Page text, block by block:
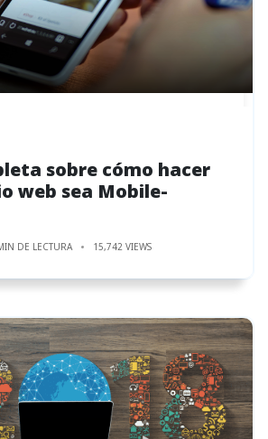
sobre cómo hacer
web sea Mobile-
DE LECTURA 15,742 VIEWS